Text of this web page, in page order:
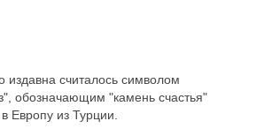
считалось символом
обозначающим "камень счастья"
Европу из Турции.